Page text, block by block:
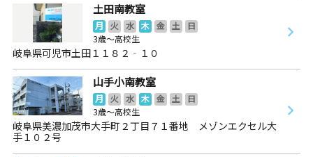
土田南教室
月 火 水 木 金 土
日
3歳～高校生
岐阜県可児市土田１１８２‐１０
山手小南教室
月 火 水 木 金 土
日
3歳～高校生
岐阜県美濃加茂市大手町２丁目７１番地 メゾンエクセル大
手１０２号